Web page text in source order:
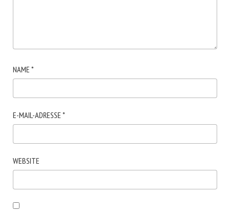
NAME *
E-MAIL-ADRESSE *
WEBSITE